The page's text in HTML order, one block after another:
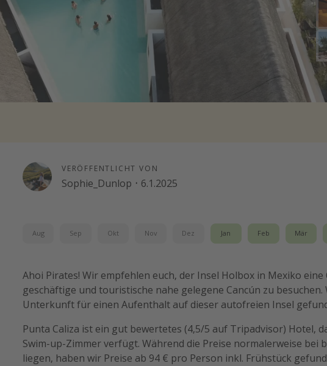
VERÖFFENTLICHT VON
Sophie_Dunlop · 6.1.2025
Aug Sep Okt Nov Dez Jan Feb Mär
Ahoi Pirates! Wir empfehlen euch, der Insel Holbox in Mexiko
geschäftige und touristische nahe gelegene Cancún zu
Unterkunft für einen Aufenthalt auf dieser autofreien Insel
Punta Caliza ist ein gut bewertetes (4,5/5 auf Tripadvisor) Hotel,
Swim-up-Zimmer verfügt. Während die Preise normalerweise bei
liegen, haben wir Preise ab 94 € pro Person inkl. Frühstück